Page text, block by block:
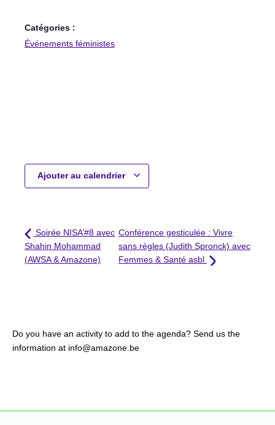
Catégories :
Événements féministes
Ajouter au calendrier
Soirée NISA’#8 avec
Shahin Mohammad
(AWSA & Amazone)
Conférence gesticulée : Vivre
sans règles (Judith Spronck) avec
Femmes & Santé asbl
Do you have an activity to add to the agenda? Send us the
information at info@amazone.be